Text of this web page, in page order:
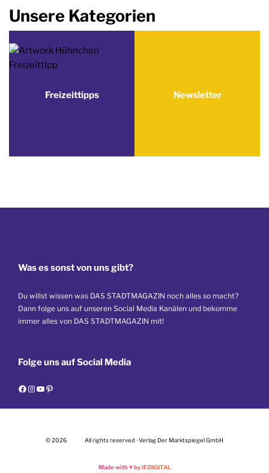
Unsere Kategorien
Freizeittipps Newsletter
Was es sonst von uns gibt?
Du willst wissen was DAS STADTMAGAZIN noch alles so macht?
Dann folge uns auf unseren Social Media Kanälen und bekomme
immer alles von DAS STADTMAGAZIN mit!
Folge uns auf Social Media
F
a
I
n
Y
o
P
i
t© 2026 All rights reserved · Verlag Der Marktspiegel GmbH
Made with♥by IF.DIGITAL